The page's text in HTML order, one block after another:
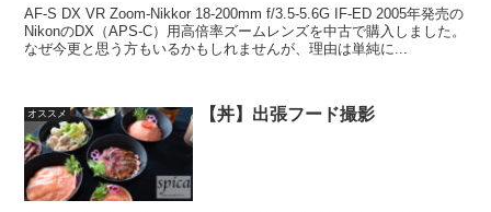
AF-S DX VR Zoom-Nikkor 18-200mm f/3.5-5.6G IF-ED 2005年発売の
NikonのDX（APS-C）用高倍率ズームレンズを中古で購入しました。
なぜ今更と思う方もいるかもしれませんが、理由は単純に...
オススメ 【丼】出張フード撮影